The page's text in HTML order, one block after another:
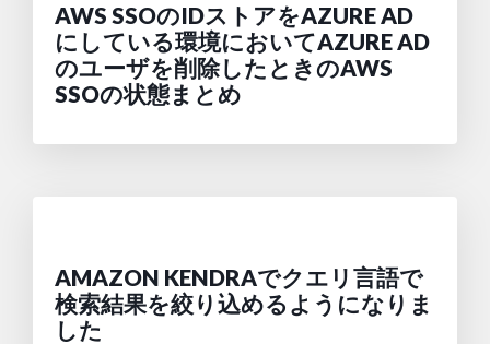
AWS SSOのIDストアをAZURE AD
にしている環境においてAZURE AD
のユーザを削除したときのAWS
SSOの状態まとめ
AMAZON KENDRAでクエリ言語で
検索結果を絞り込めるようになりま
した